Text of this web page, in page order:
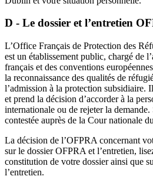
D - Le dossier et l’entretien
L’Office Français de Protection des
est un établissement public, chargé de
français et des conventions
la reconnaissance des qualités de
l’admission à la protection subsidiaire.
et prend la décision d’accorder à la
internationale ou de rejeter la
contestée auprès de la Cour nationale
La décision de l’OFPRA concernant
sur le dossier OFPRA et l’entretien,
constitution de votre dossier ainsi que
l’entretien.